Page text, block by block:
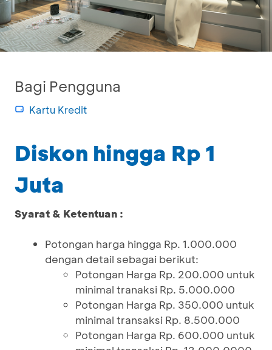
Bagi Pengguna
Kartu Kredit
Diskon hingga Rp 1
Juta
Syarat & Ketentuan :
Potongan harga hingga Rp. 1.000.000
dengan detail sebagai berikut:
Potongan Harga Rp. 200.000 untuk
minimal tranaksi Rp. 5.000.000
Potongan Harga Rp. 350.000 untuk
minimal transaksi Rp. 8.500.000
Potongan Harga Rp. 600.000 untuk